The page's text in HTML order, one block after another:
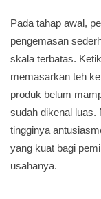
Pada tahap awal,
pengemasan
skala terbatas.
memasarkan teh
produk belum
sudah dikenal luas.
tingginya
yang kuat bagi
usahanya.